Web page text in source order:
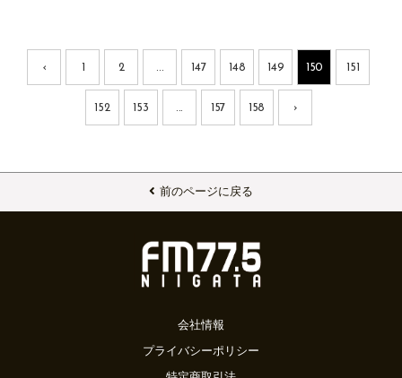
‹ 1 2 147 148 149 150 151
152 153 157 158 ›
前のページに戻る
会社情報
プライバシーポリシー